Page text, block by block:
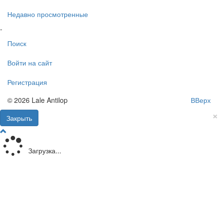
Недавно просмотренные
-
Поиск
Войти на сайт
Регистрация
ВВерх
© 2026 Lale Antilop
×
Закрыть
Загрузка...